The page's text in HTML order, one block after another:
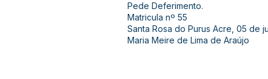
Pede Deferimento.
Matricula nº 55
Santa Rosa do Purus Acre, 05 de
Maria Meire de Lima de Araújo